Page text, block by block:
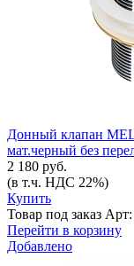
Донный клапан
мат.черный без
2 180 руб.
(в т.ч. НДС 22%)
Купить
Товар под заказ Арт:
Перейти в корзину
Добавлено